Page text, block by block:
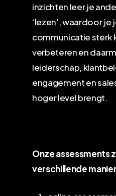
inzichten leer je
‘lezen’, waardoor je
communicatie sterk
verbeteren en
leiderschap,
engagement en
hoger level brengt.
Onze assessments
verschillende